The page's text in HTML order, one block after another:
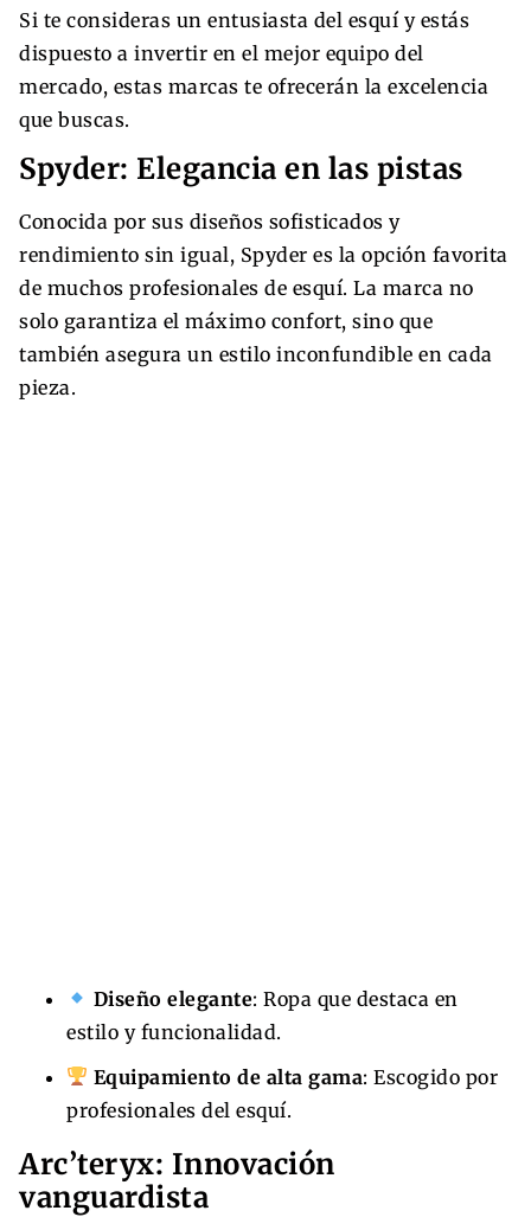
Si te consideras un entusiasta del esquí y estás
dispuesto a invertir en el mejor equipo del
mercado, estas marcas te ofrecerán la excelencia
que buscas.
Spyder: Elegancia en las pistas
Conocida por sus diseños sofisticados y
rendimiento sin igual, Spyder es la opción favorita
de muchos profesionales de esquí. La marca no
solo garantiza el máximo confort, sino que
también asegura un estilo inconfundible en cada
pieza.
Diseño elegante: Ropa que destaca en
estilo y funcionalidad.
Equipamiento de alta gama: Escogido por
profesionales del esquí.
Arc’teryx: Innovación
vanguardista